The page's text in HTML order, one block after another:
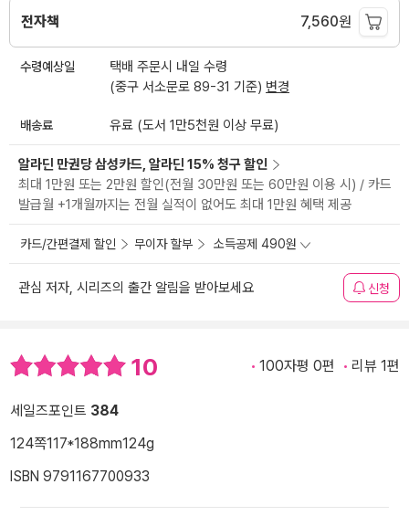
전자책 7,560원
수령예상일
택배 주문시 내일 수령
(중구 서소문로 89-31 기준) 변경
배송료 유료 (도서 1만5천원 이상 무료)
알라딘 만권당 삼성카드, 알라딘 15% 청구 할인
최대 1만원 또는 2만원 할인(전월 30만원 또는 60만원 이용 시) / 카드
발급월 +1개월까지는 전월 실적이 없어도 최대 1만원 혜택 제공
카드/간편결제 할인 무이자 할부 소득공제 490원
관심 저자, 시리즈의 출간 알림을 받아보세요 신청
10 100자평 0편 리뷰 1편
세일즈포인트 384
124쪽117*188mm124g
ISBN 9791167700933